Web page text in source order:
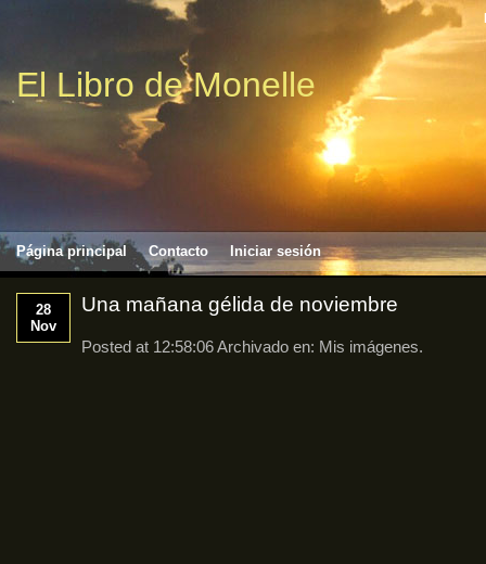
El Libro de Monelle
Página principal Contacto Iniciar sesión
28
Nov
Una mañana gélida de noviembre
Posted at 12:58:06 Archivado en: Mis imágenes.